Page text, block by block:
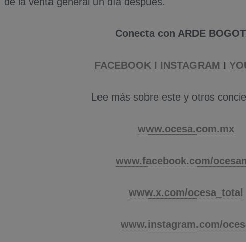
Conecta con ARDE
FACEBOOK I INSTAGRAM I
Lee más sobre este y otros
www.ocesa.com.mx
www.facebook.com/
www.x.com/ocesa_total
www.instagram.com/